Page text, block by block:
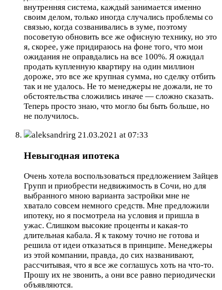
внутренняя система, каждый занимается именно
своим делом, только иногда случались проблемы со
связью, когда созванивались в зуме, поэтому
посоветую обновить все же офисную технику, но это
я, скорее, уже придираюсь на фоне того, что мои
ожидания не оправдались на все 100%. Я ожидал
продать купленную квартиру на один миллион
дороже, это все же крупная сумма, но сделку отбить
так и не удалось. Не то менеджеры не дожали, не то
обстоятельства сложились иначе — сложно сказать.
Теперь просто знаю, что могло бы быть больше, но
не получилось.
aleksandrirg 21.03.2021 at 07:33
Невыгодная ипотека
Очень хотела воспользоваться предложением Зайцев
Групп и приобрести недвижимость в Сочи, но для
выбранного мною варианта застройки мне не
хватало совсем немного средств. Мне предложили
ипотеку, но я посмотрела на условия и пришла в
ужас. Слишком высокие проценты и какая-то
длительная кабала. Я к такому точно не готова и
решила от идеи отказаться в принципе. Менеджеры
из этой компании, правда, до сих названивают,
рассчитывая, что я все же соглашусь хоть на что-то.
Прошу их не звонить, а они все равно периодически
объявляются.